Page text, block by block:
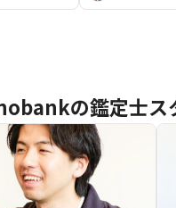
の鑑定士ス